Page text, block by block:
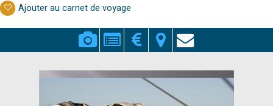
Ajouter au carnet de voyage